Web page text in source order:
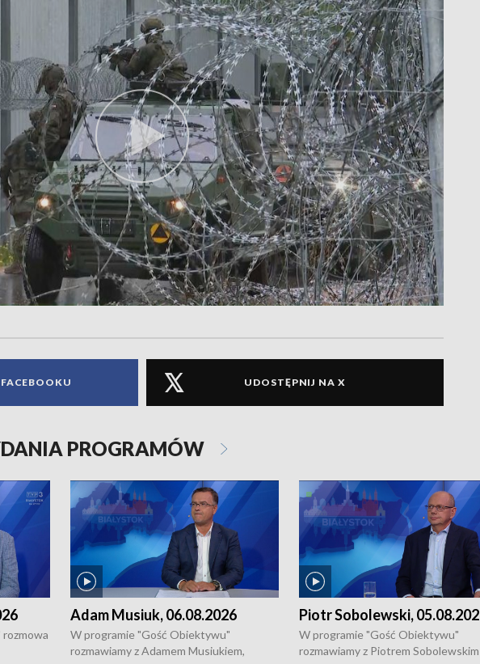
UDOSTĘPNIJ NA X
PROGRAMÓW
Adam Musiuk, 06.08.2026
W programie "Gość Obiektywu"
rozmawiamy z Adamem Musiukiem,
Piotr Sobolewski,
W programie "Gość Obiektywu"
rozmawiamy z Piotrem